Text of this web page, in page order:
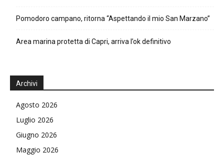
Pomodoro campano, ritorna “Aspettando il mio San Marzano”
Area marina protetta di Capri, arriva l’ok definitivo
Archivi
Agosto 2026
Luglio 2026
Giugno 2026
Maggio 2026